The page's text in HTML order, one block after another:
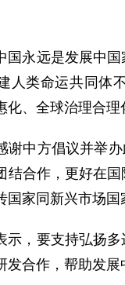
国永远是发展中
人类命运共同体
化、全球治理合理
谢中方倡议并举
结合作，更好在
国家同新兴市场
示，要支持弘扬
发合作，帮助发